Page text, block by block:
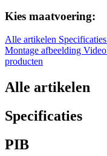
Kies maatvoering:
Alle artikelen Specificaties
Montage afbeelding Video
producten
Alle artikelen
Specificaties
PIB